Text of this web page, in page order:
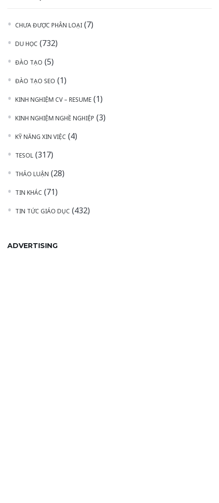
CHƯA ĐƯỢC PHÂN LOẠI (7)
DU HỌC (732)
ĐÀO TẠO (5)
ĐÀO TẠO SEO (1)
KINH NGHIỆM CV – RESUME (1)
KINH NGHIỆM NGHỀ NGHIỆP (3)
KỸ NĂNG XIN VIỆC (4)
TESOL (317)
THẢO LUẬN (28)
TIN KHÁC (71)
TIN TỨC GIÁO DỤC (432)
ADVERTISING